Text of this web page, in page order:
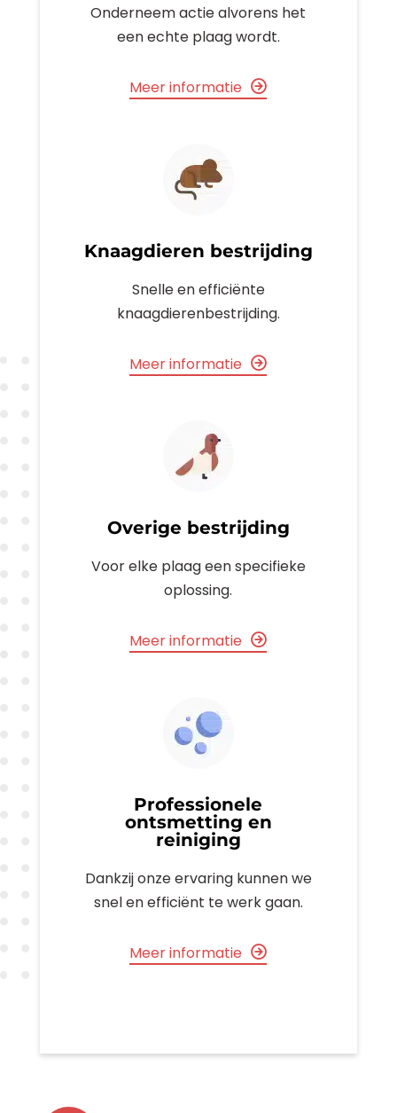
Onderneem actie alvorens het
een echte plaag wordt.
Meer informatie
Knaagdieren bestrijding
Snelle en efficiënte
knaagdierenbestrijding.
Meer informatie
Overige bestrijding
Voor elke plaag een specifieke
oplossing.
Meer informatie
Professionele
ontsmetting en
reiniging
Dankzij onze ervaring kunnen we
snel en efficiënt te werk gaan.
Meer informatie